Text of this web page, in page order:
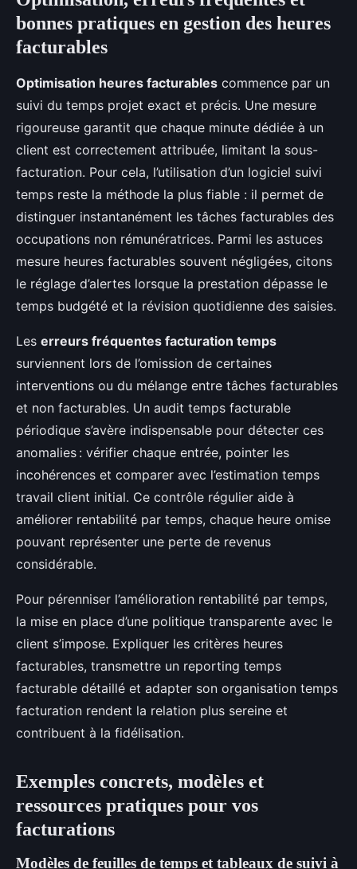
bonnes pratiques en gestion des heures
facturables
Optimisation heures facturables commence par un
suivi du temps projet exact et précis. Une mesure
rigoureuse garantit que chaque minute dédiée à un
client est correctement attribuée, limitant la sous-
facturation. Pour cela, l’utilisation d’un logiciel suivi
temps reste la méthode la plus fiable : il permet de
distinguer instantanément les tâches facturables des
occupations non rémunératrices. Parmi les astuces
mesure heures facturables souvent négligées, citons
le réglage d’alertes lorsque la prestation dépasse le
temps budgété et la révision quotidienne des saisies.
Les erreurs fréquentes facturation temps
surviennent lors de l’omission de certaines
interventions ou du mélange entre tâches facturables
et non facturables. Un audit temps facturable
périodique s’avère indispensable pour détecter ces
anomalies : vérifier chaque entrée, pointer les
incohérences et comparer avec l’estimation temps
travail client initial. Ce contrôle régulier aide à
améliorer rentabilité par temps, chaque heure omise
pouvant représenter une perte de revenus
considérable.
Pour pérenniser l’amélioration rentabilité par temps,
la mise en place d’une politique transparente avec le
client s’impose. Expliquer les critères heures
facturables, transmettre un reporting temps
facturable détaillé et adapter son organisation temps
facturation rendent la relation plus sereine et
contribuent à la fidélisation.
Exemples concrets, modèles et
ressources pratiques pour vos
facturations
Modèles de feuilles de temps et tableaux de suivi à